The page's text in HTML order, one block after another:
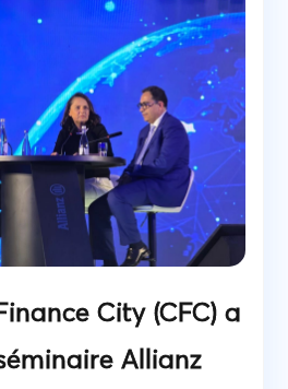
City (CFC) a
Allianz